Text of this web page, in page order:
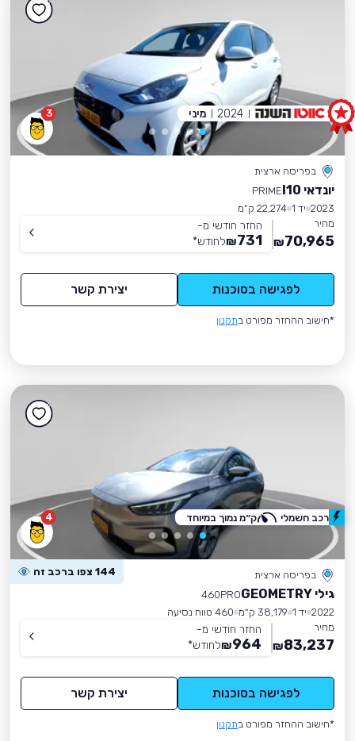
3
בפריסה ארצית
יונדאי I10
PRIME
2023 יד 1
22,274 ק״מ
מחיר
70,965
₪
החזר חודשי מ-
731
₪לחודש*
לפגישה בסוכנות יצירת קשר
*חישוב ההחזר מפורט בתקנון
2024 מיני
4
בפריסה ארצית 144 צפו ברכב זה
גילי GEOMETRY
460PRO
2022 יד 1 38,179 ק״מ
460 טווח נסיעה
מחיר
83,237
₪
החזר חודשי מ-
964
₪לחודש*
לפגישה בסוכנות יצירת קשר
*חישוב ההחזר מפורט בתקנון
רכב חשמלי ק״מ נמוך במיוחד